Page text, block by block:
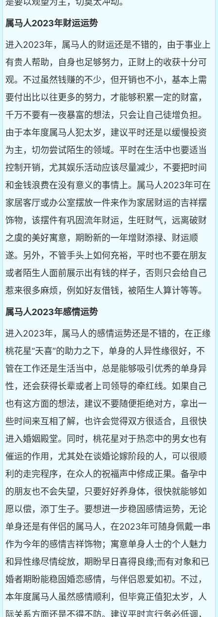
属马人2023年财运运势
进入2023年，属马人的财运还是不错的，由于事业上
有贵人帮助，自身也足够努力，正财上的收获十分可
观。不过虽然钱赚的不少，但开销也不小，基本上需
要付出比以往更多的努力，才能够积累一定的财富，
千万不要有一夜暴富的想法，只会让自己徒增负担。
由于本年度属马人犯太岁，建议平时还是以缓慢投资
为主，切勿尝试陌生的领域。平时在生活中也要适当
控制开销，尤其娱乐活动应该尽量减少，不要把时间
和金钱浪费在没有意义的事情上。属马人2023年可在
家居客厅或办公室摆放一件来作为家居财运的吉祥摆
饰物，该摆件有巩固流年财运，生旺财气，远离破财
之虞的美好寓意，期盼新的一年增财添禄、财运顺
遂。另外，不管手头上如何充裕，平时也不要在朋友
或者陌生人面前展示出有钱的样子，否则只会给自己
惹来很多麻烦，例如好友借钱，被陌生人算计等等。
属马人2023年感情运势
进入2023年，属马人的感情运势还是不错的，在正缘
桃花星“天喜”的助力之下，单身的人异性缘很好，不
管在工作还是生活当中，总是能够吸引优秀的单身异
性，还会获得长辈或者上司领导的牵红线。如果自己
也有这方面的想法，建议不要随便拒绝对方，拿出一
些时间来互相了解，也许会觉得双方很适合，且很快
进入婚姻殿堂。同时，桃花星对于热恋中的男女也有
催运的作用，尤其处在谈婚论嫁阶段的人，可以很顺
利的走完程序，在众人的祝福声中修成正果。备孕中
的朋友也不会失望，只要好好养身体，很快就能够如
愿以偿，添丁生子。要想进一步稳固感情运势，无论
单身还是有伴侣的属马人，在2023年可随身佩戴一串
作为今年的感情吉祥饰物；寓意单身人士的个人魅力
和异性缘尽情绽放，期盼早日喜得良缘;而有对象和已
婚者期盼能稳固婚恋感情，与伴侣恩爱如初。不过，
本年度属马人虽然感情顺利，但毕竟正值犯太岁，人
际关系方面还是不得不防。建议平时言行务必低调，